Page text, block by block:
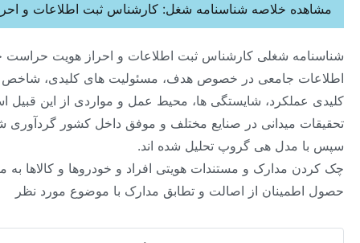
شغلی کارشناس ثبت اطلاعات و احراز هویت حراست حاوی
جامعی در خصوص هدف، مسئولیت های کلیدی، شاخص های
شایستگی ها، محیط عمل و مواردی از این قبیل است که از
میدانی در صنایع مختلف و موفق داخل کشور گردآوری شده و
هی گروپ تحلیل شده اند.
مدارک و مستندات هویتی افراد و خودروها و کالاها به منظور
از اصالت و تطابق مدارک با موضوع مورد نظر
خلاصه شناسنامه شغل: کارشناس ثبت اطلاعات و احراز هویت